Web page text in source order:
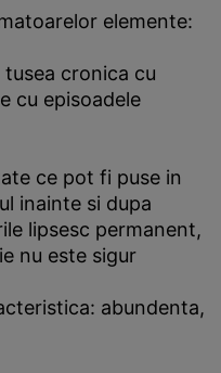
elemente:
cronica cu
cu episoadele
ce pot fi puse in
inainte si dupa
lipsesc permanent,
nu este sigur
abundenta,